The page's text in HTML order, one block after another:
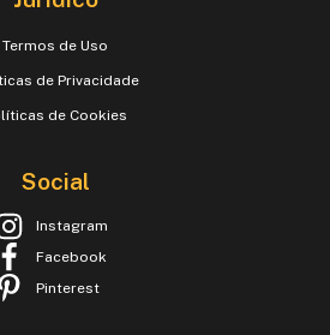
Termos de Uso
de Privacidade
de Cookies
Social
Instagram
Facebook
Pinterest